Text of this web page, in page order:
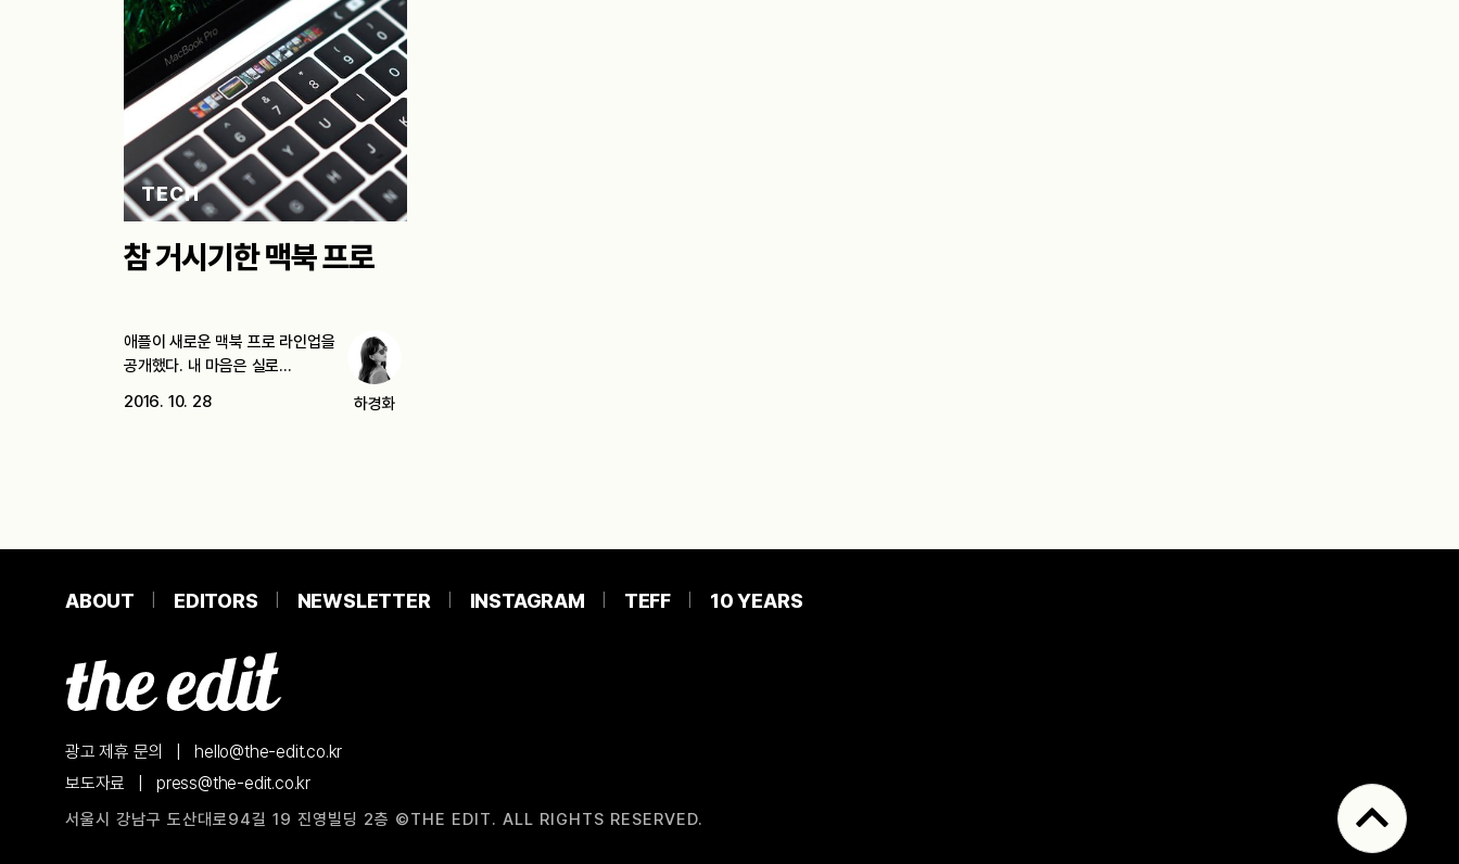
TECH
참 거시기한 맥북 프로
애플이 새로운 맥북 프로 라인업을
공개했다. 내 마음은 실로
2016. 10. 28 하경화
ABOUT EDITORS NEWSLETTER INSTAGRAM TEFF 10 YEARS
광고 제휴 문의
hello@the-edit.co.kr
보도자료
press@the-edit.co.kr
서울시 강남구 도산대로94길 19 진영빌딩 2층 ©THE EDIT. ALL RIGHTS RESERVED.